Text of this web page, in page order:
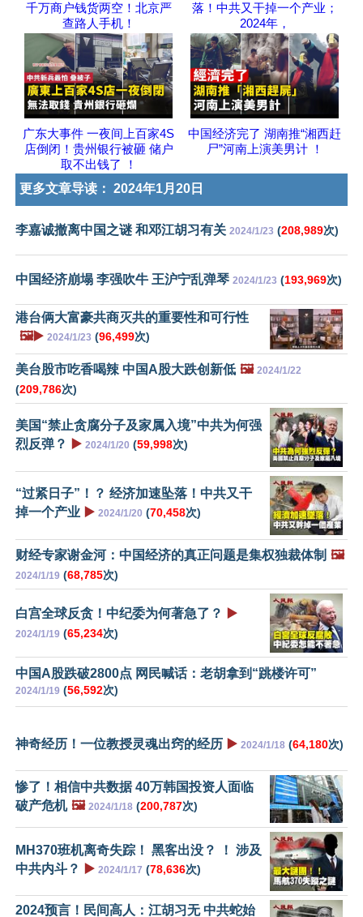
千万商户钱货两空！北京严
查路人手机！
落！中共又干掉一个产业；
2024年，
广东大事件 一夜间上百家4S
店倒闭！贵州银行被砸 储户
取不出钱了 ！
中国经济完了 湖南推“湘西赶
尸”河南上演美男计 ！
更多文章导读： 2024年1月20日
李嘉诚撤离中国之谜 和邓江胡习有关 2024/1/23 (208,989次)
中国经济崩塌 李强吹牛 王沪宁乱弹琴 2024/1/23 (193,969次)
港台俩大富豪共商灭共的重要性和可行性
🖼️▶️ 2024/1/23 (96,499次)
美台股市吃香喝辣 中国A股大跌创新低 🖼️ 2024/1/22
(209,786次)
美国“禁止贪腐分子及家属入境”中共为何强
烈反弹？
▶️ 2024/1/20 (59,998次)
“过紧日子”！？ 经济加速坠落！中共又干
掉一个产业 ▶️ 2024/1/20 (70,458次)
财经专家谢金河：中国经济的真正问题是集权独裁体制 🖼️
2024/1/19 (68,785次)
白宫全球反贪！中纪委为何著急了？ ▶️
2024/1/19 (65,234次)
中国A股跌破2800点 网民喊话：老胡拿到“跳楼许可”
2024/1/19 (56,592次)
神奇经历！一位教授灵魂出窍的经历 ▶️ 2024/1/18 (64,180次)
惨了！相信中共数据 40万韩国投资人面临
破产危机 🖼️ 2024/1/18 (200,787次)
MH370班机离奇失踪！ 黑客出没？ ！ 涉及
中共内斗？
▶️ 2024/1/17 (78,636次)
2024预言！民间高人：江胡习无 中共蛇始